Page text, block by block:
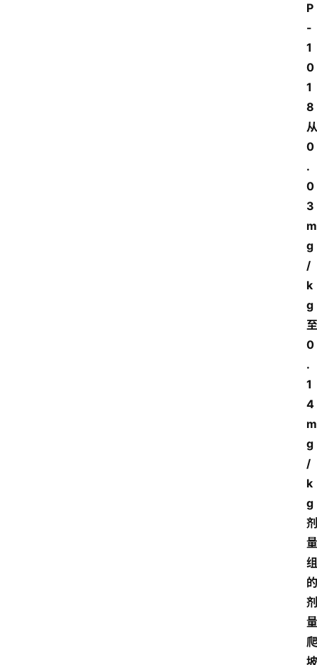
P
-
1
0
1
8
从
0
.
0
3
m
g
/
k
g
至
0
.
1
4
m
g
/
k
g
剂
量
组
的
剂
量
爬
坡